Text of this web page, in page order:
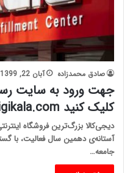
صادق محمدزاده آبان 22, 1399
جهت ورود به سایت
کلیک کنید digikala.com
دیجی‌کالا بزرگ‌ترین فروشگاه
آستانه‌ی دهمین سال فعالیت، با
جامعه…